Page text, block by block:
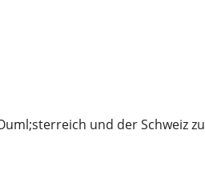
und der Schweiz zu